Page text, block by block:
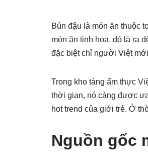
Bún đậu là món ăn thuộc
món ăn tinh hoa, đó là ra
đặc biệt chỉ người Việt
Trong kho tàng ẩm thực
thời gian, nó càng được
hot trend của giới trẻ. Ở
Nguồn gốc